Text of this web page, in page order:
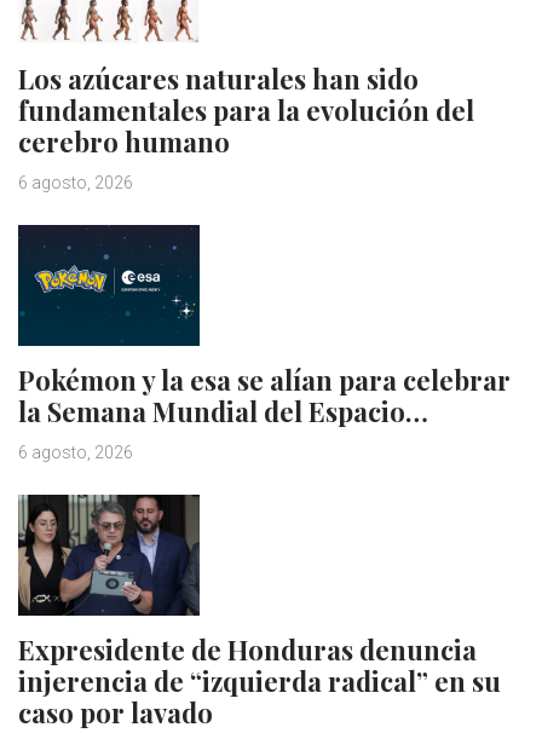
Los azúcares naturales han sido
fundamentales para la evolución del
cerebro humano
6 agosto, 2026
Pokémon y la esa se alían para celebrar
la Semana Mundial del Espacio…
6 agosto, 2026
Expresidente de Honduras denuncia
injerencia de “izquierda radical” en su
caso por lavado